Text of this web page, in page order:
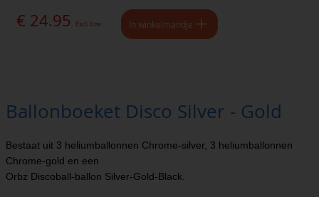
€ 24.95 Excl. btw In winkelmandje
Ballonboeket Disco Silver - Gold
Bestaat uit 3 heliumballonnen Chrome-silver, 3 heliumballonnen
Chrome-gold en een
Orbz Discoball-ballon Silver-Gold-Black.